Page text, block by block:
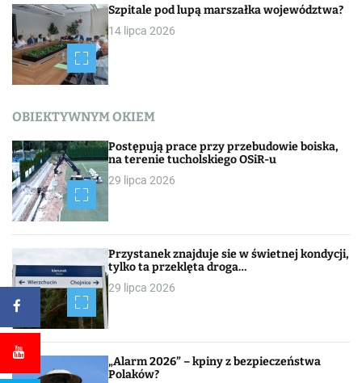
Szpitale pod lupą marszałka województwa?
14 lipca 2026
OBIEKTYWNYM OKIEM
Postępują prace przy przebudowie boiska,
na terenie tucholskiego OSiR-u
29 lipca 2026
Przystanek znajduje sie w świetnej kondycji,
tylko ta przeklęta droga…
29 lipca 2026
„Alarm 2026” – kpiny z bezpieczeństwa
Polaków?